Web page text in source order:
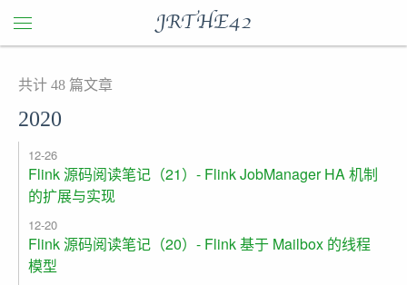
JRTHE42
共计 48 篇文章
2020
12-26
Flink 源码阅读笔记（21）- Flink JobManager HA 机制
的扩展与实现
12-20
Flink 源码阅读笔记（20）- Flink 基于 Mailbox 的线程
模型